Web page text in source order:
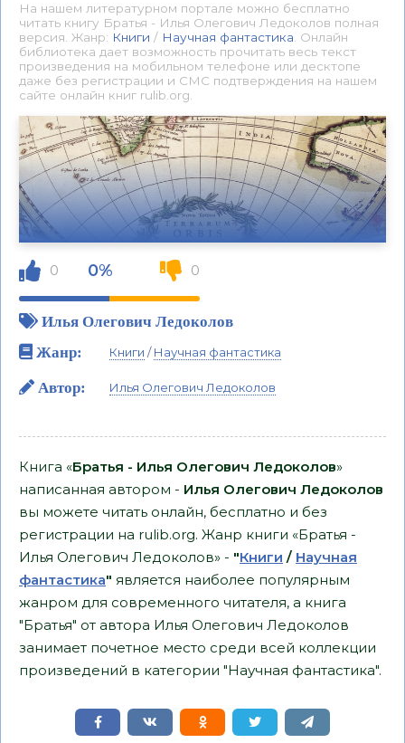
На нашем литературном портале можно бесплатно
читать книгу Братья - Илья Олегович Ледоколов полная
версия. Жанр: Книги / Научная фантастика . Онлайн
библиотека дает возможность прочитать весь текст
произведения на мобильном телефоне или десктопе
даже без регистрации и СМС подтверждения на нашем
сайте онлайн книг rulib.org.
0 0% 0
Илья Олегович Ледоколов
Жанр:
Книги /Научная фантастика
Автор: Илья Олегович Ледоколов
Книга «Братья - Илья Олегович Ледоколов»
написанная автором - Илья Олегович Ледоколов
вы можете читать онлайн, бесплатно и без
регистрации на rulib.org. Жанр книги «Братья -
Илья Олегович Ледоколов» - "Книги / Научная
фантастика" является наиболее популярным
жанром для современного читателя, а книга
"Братья" от автора Илья Олегович Ледоколов
занимает почетное место среди всей коллекции
произведений в категории "Научная фантастика".